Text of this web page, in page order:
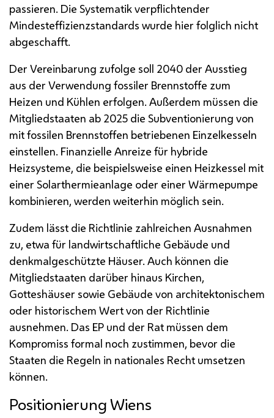
passieren. Die Systematik verpflichtender
Mindesteffizienzstandards wurde hier folglich nicht
abgeschafft.
Der Vereinbarung zufolge soll 2040 der Ausstieg
aus der Verwendung fossiler Brennstoffe zum
Heizen und Kühlen erfolgen. Außerdem müssen die
Mitgliedstaaten ab 2025 die Subventionierung von
mit fossilen Brennstoffen betriebenen Einzelkesseln
einstellen. Finanzielle Anreize für hybride
Heizsysteme, die beispielsweise einen Heizkessel mit
einer Solarthermieanlage oder einer Wärmepumpe
kombinieren, werden weiterhin möglich sein.
Zudem lässt die Richtlinie zahlreichen Ausnahmen
zu, etwa für landwirtschaftliche Gebäude und
denkmalgeschützte Häuser. Auch können die
Mitgliedstaaten darüber hinaus Kirchen,
Gotteshäuser sowie Gebäude von architektonischem
oder historischem Wert von der Richtlinie
ausnehmen. Das EP und der Rat müssen dem
Kompromiss formal noch zustimmen, bevor die
Staaten die Regeln in nationales Recht umsetzen
können.
Positionierung Wiens